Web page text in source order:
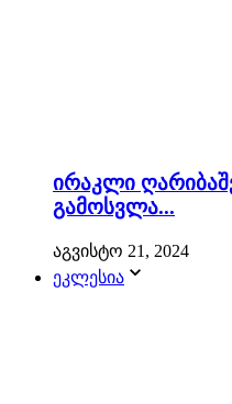
ირაკლი
გამოსვლა...
აგვისტო 21, 2024
ეკლესია